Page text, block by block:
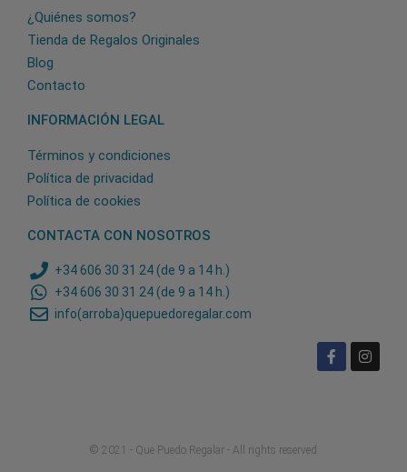
¿Quiénes somos?
Tienda de Regalos Originales
Blog
Contacto
INFORMACIÓN LEGAL
Términos y condiciones
Política de privacidad
Política de cookies
CONTACTA CON NOSOTROS
+34 606 30 31 24 (de 9 a 14 h.)
+34 606 30 31 24 (de 9 a 14 h.)
info(arroba)quepuedoregalar.com
© 2021 - Que Puedo Regalar - All rights reserved